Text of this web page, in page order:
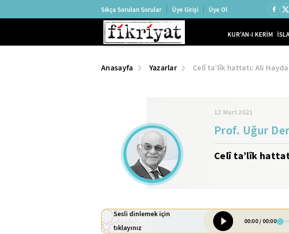
Sıkça Sorulan Sorular Üye Girişi Üye Ol
KUR'AN-I KERİM
Anasayfa Yazarlar Celî ta’lîk hattatı: Ali
12 Mart 2021
Prof. Uğur
Celî ta’lîk
Sesli dinlemek için
tıklayınız
00:00/00:00